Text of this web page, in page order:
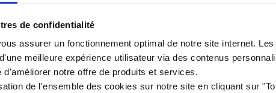
de confidentialité
assurer un fonctionnement optimal de notre site internet.
meilleure expérience utilisateur via des contenus
notre offre de produits et services.
de l'ensemble des cookies sur notre site en cliquant sur
de 1 à 3 g par litre
bouche
Poudre